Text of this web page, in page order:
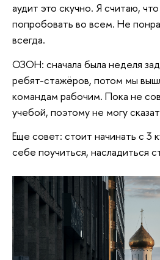
аудит это скучно. Я считаю,
попробовать во всем. Не
всегда.
ОЗОН: сначала была неделя
ребят-стажёров, потом мы
командам рабочим. Пока не
учебой, поэтому не могу
Еще совет: стоит начинать с 3
себе поучиться, насладиться